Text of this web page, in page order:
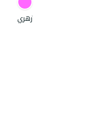
زهري